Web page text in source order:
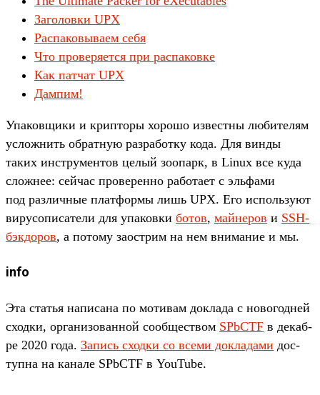
Заголовки UPX
Распаковываем себя
Что проверяется при распаковке
Как патчат UPX
Дампим!
Упа­ков­щики и крип­торы хорошо извес­тны любите­лям
усложнить обратную раз­работ­ку кода. Для вин­ды
таких инс­тру­мен­тов целый зоопарк, в Linux все куда
слож­нее: сей­час про­верен­но работа­ет с эль­фами
под раз­личные плат­формы лишь UPX. Его исполь­зуют
вирусо­писа­тели для упа­ков­ки бо­тов, май­неров и SSH-
бэк­доров, а потому заос­трим на нем вни­мание и мы.
info
Эта статья написа­на по мотивам док­лада с новогод­ней
сход­ки, орга­низо­ван­ной сооб­щес­твом SPbCTF в декаб­
ре 2020 года. За­пись сход­ки со все­ми док­ладами дос­
тупна на канале SPbCTF в YouTube.